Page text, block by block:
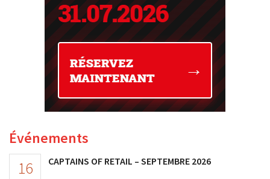
Événements
16 CAPTAINS OF RETAIL – SEPTEMBRE 2026